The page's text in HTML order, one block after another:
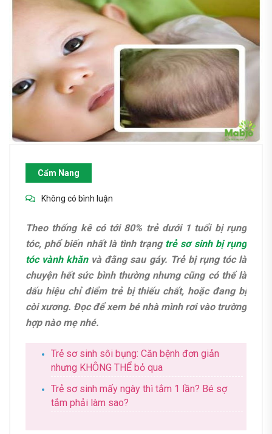
Cẩm Nang
Không có bình luận
Theo thống kê có tới 80% trẻ dưới 1 tuổi bị rụng
tóc, phổ biến nhất là tình trạng trẻ sơ sinh bị rụng
tóc vành khănvà đằng sau gáy. Trẻ bị rụng tóc là
chuyện hết sức bình thường nhưng cũng có thể là
dấu hiệu chỉ điểm trẻ bị thiếu chất, hoặc đang bị
còi xương. Đọc để xem bé nhà mình rơi vào trường
hợp nào mẹ nhé.
Trẻ sơ sinh sôi bụng: Căn bệnh đơn giản
nhưng KHÔNG THỂ bỏ qua
Trẻ sơ sinh mấy ngày thì tắm 1 lần? Bé sợ
tắm phải làm sao?